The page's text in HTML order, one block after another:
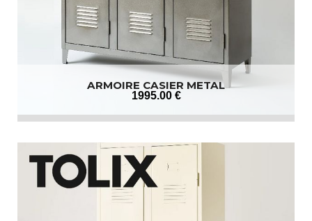
ARMOIRE CASIER METAL
1995.00 €